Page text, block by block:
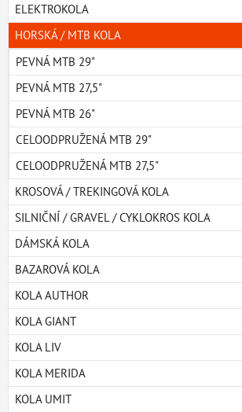
ELEKTROKOLA
HORSKÁ / MTB KOLA
PEVNÁ MTB 29"
PEVNÁ MTB 27,5"
PEVNÁ MTB 26"
CELOODPRUŽENÁ MTB 29"
CELOODPRUŽENÁ MTB 27,5"
KROSOVÁ / TREKINGOVÁ KOLA
SILNIČNÍ / GRAVEL / CYKLOKROS KOLA
DÁMSKÁ KOLA
BAZAROVÁ KOLA
KOLA AUTHOR
KOLA GIANT
KOLA LIV
KOLA MERIDA
KOLA UMIT